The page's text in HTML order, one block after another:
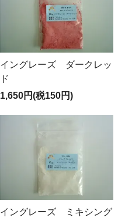
イングレーズ ダークレッ
ド
1,650円(税150円)
イングレーズ ミキシング